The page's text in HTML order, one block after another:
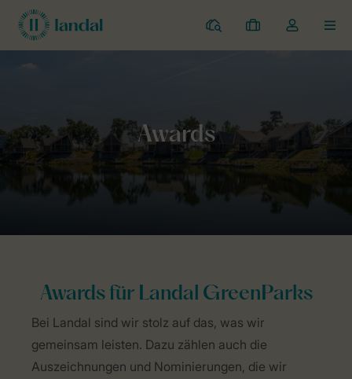
Campingplätze
Meine
Buchungen
Dropdown-
Menü
Awards für Landal GreenParks
Bei Landal sind wir stolz auf das, was wir
gemeinsam leisten. Dazu zählen auch die
Auszeichnungen und Nominierungen, die wir